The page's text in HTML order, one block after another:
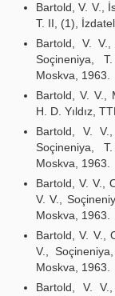
Bartold, V. V.,
T. II, (1),
Bartold, V.
Soçineniya,
Moskva, 1963.
Bartold, V. V.,
H. D. Yıldız,
Bartold, V.
Soçineniya,
Moskva, 1963.
Bartold, V. V.,
V. V.,
Moskva, 1963.
Bartold, V. V.,
V.,
Moskva, 1963.
Bartold, V.